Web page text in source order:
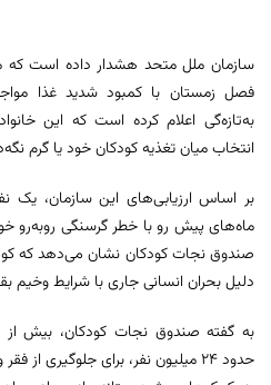
سازمان ملل متحد هشدار داده است که
فصل زمستان با کمبود شدید غذا
به‌تازه‌گی اعلام کرده است که این
انتخاب میان تغذیه کودکان خود یا گرم
بر اساس ارزیابی‌های این سازمان، یک
ماه‌های پیش رو با خطر گرسنگی روبه‌رو
صندوق نجات کودکان نشان می‌دهد که
دلیل بحران انسانی جاری با شرایط وخیم
به گفته صندوق نجات کودکان، بیش از
حدود ۲۴ میلیون نفر، برای جلوگیری